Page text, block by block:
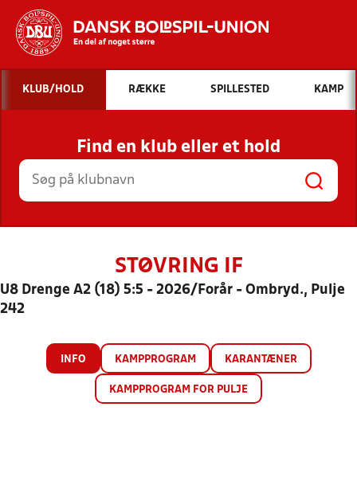
Hvad vil du søge efter?
INDHOLD OG NYHEDER
STILLINGER, RESULTATER, KLUBBER OG
HOLD
KLUB/HOLD RÆKKE SPILLESTED KAMP
Find en klub eller et hold
STØVRING IF
U8 Drenge A2 (18) 5:5 - 2026/Forår - Ombryd., Pulje
242
INFO KAMPPROGRAM KARANTÆNER
KAMPPROGRAM FOR PULJE